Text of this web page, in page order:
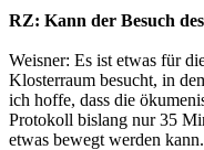
RZ: Kann der Besuch
Weisner: Es ist etwas für
Klosterraum besucht, in
ich hoffe, dass die
Protokoll bislang nur 35
etwas bewegt werden kann.